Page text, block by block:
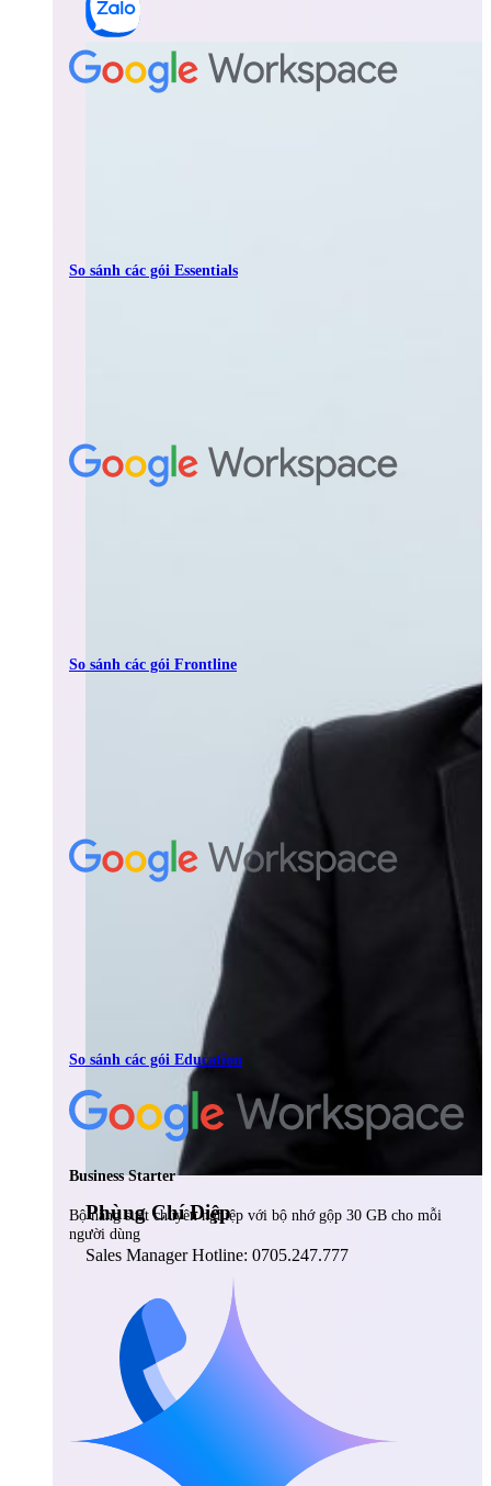
Phùng Chí Điệp
Sales Manager Hotline: 0705.247.777
So sánh các gói Essentials
So sánh các gói Frontline
So sánh các gói Education
Business Starter
Bộ năng suất chuyên nghiệp với bộ nhớ gộp 30 GB cho mỗi
người dùng